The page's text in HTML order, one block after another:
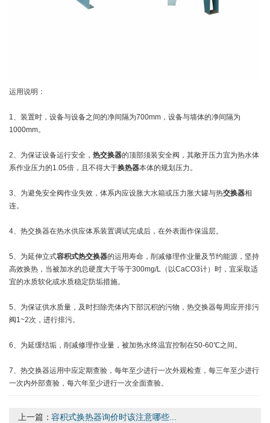
运用说明：
1、装置时，设备与设备之间的净间隔为700mm，设备与墙体的净间隔为
1000mm。
2、为保证设备运行安全， 热交换器的顶部须装安全阀，其敞开压力宜为热水体
系作业压力的1.05倍，且不得大于换热器本体的规划压力。
3、为避免安全阀作业失效，体系内应设胀大水箱或压力胀大罐与热交换器相
连。
4、热交换器在热水供应体系装置调试完成后，在外表面作保温层。
5、为延伸立式容积式热交换器的运用寿命，削减修理作业量及节约能源，坚持
高效换热，当被加水的总硬度大于等于300mg/L（以CaCO3计）时，宜采取适
宜的水质软化或水质稳定防垢措施。
5、为保证供水质量，及时扫除壳体内下部沉积的污物，热交换器每周应开排污
阀1~2次，进行排污。
6、为延缓结垢，削减修理作业量，被加热水终温宜控制在50-60℃之间。
7、热交换器运用中应定期查验，每年至少进行一次外观检查，每三年至少进行
一次内外部查验，每六年至少进行一次全面查验。
上一篇：容积式换热器询价时该注意哪些...